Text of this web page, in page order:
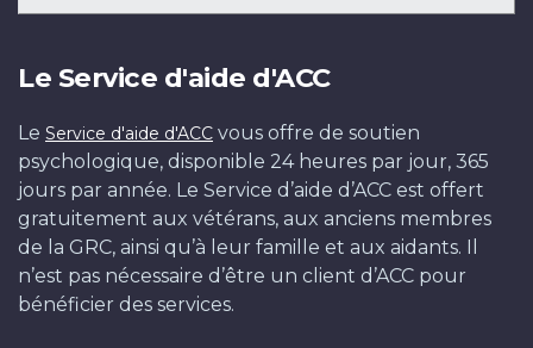
Le Service d'aide d'ACC
Le Service d'aide d'ACC vous offre de soutien
psychologique, disponible 24 heures par jour, 365
jours par année. Le Service d’aide d’ACC est offert
gratuitement aux vétérans, aux anciens membres
de la GRC, ainsi qu’à leur famille et aux aidants. Il
n’est pas nécessaire d’être un client d’ACC pour
bénéficier des services.